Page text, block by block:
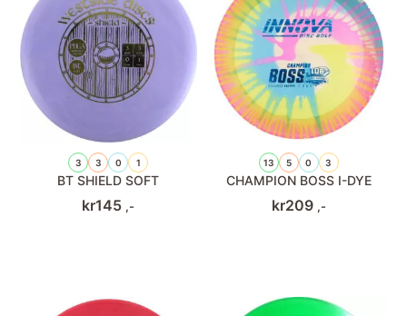
3 3 0 1
BT SHIELD SOFT
kr145 ,-
13 5 0 3
CHAMPION BOSS I-DYE
kr209 ,-